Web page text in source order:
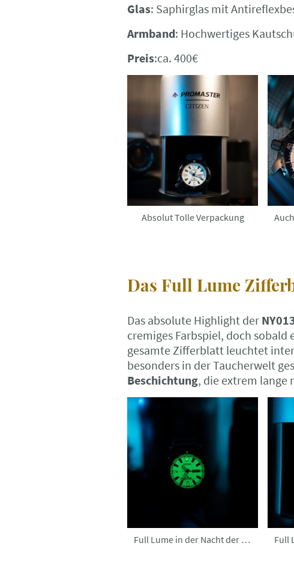
Glas: Saphirglas mit
Armband: Hochwertiges
Preis:ca. 400€
Absolut Tolle Verpackung
Das Full Lume
Das absolute Highlight der
cremiges Farbspiel, doch
gesamte Zifferblatt leuchtet
besonders in der Taucherwelt
Beschichtung, die extrem
Full Lume in der Nacht der absolute Wahnsinn !!!